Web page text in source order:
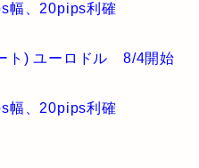
幅、20pips利確
ト) ユーロドル 8/4開始
幅、20pips利確